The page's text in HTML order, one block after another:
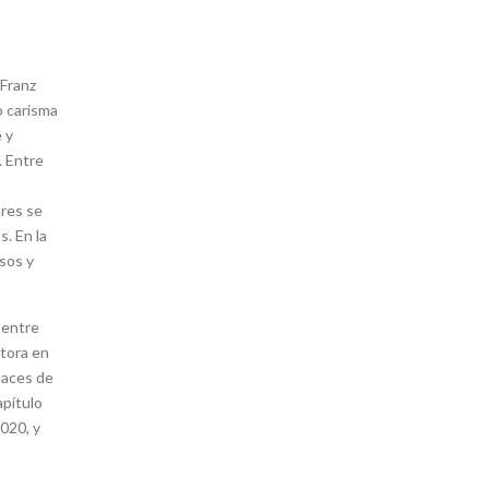
carisma
y
Entre
se
En la
y
entre
en
de
y